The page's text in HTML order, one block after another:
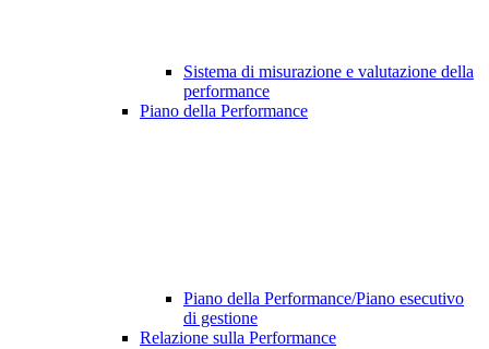
Sistema di misurazione e valutazione della
performance
Piano della Performance
Piano della Performance/Piano esecutivo
di gestione
Relazione sulla Performance